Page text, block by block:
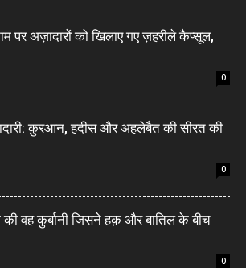
पर अज़ादारों को खिलाए गए ज़हरीले कैप्सूल,
0
क़ुरआन, हदीस और अहलेबैत की सीरत की
0
की वह कुर्बानी जिसने हक़ और बातिल के बीच
0